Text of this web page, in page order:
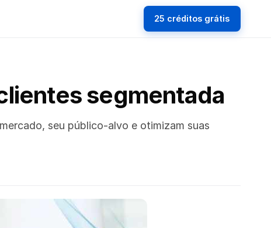
25 créditos grátis
segmentada
seu público-alvo e otimizam suas